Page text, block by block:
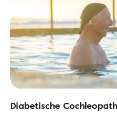
Diabetische